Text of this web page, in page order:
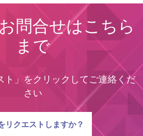
問合せはこちら
まで
ト」をクリックしてご連絡くだ
さい
関する
リクエストしますか？